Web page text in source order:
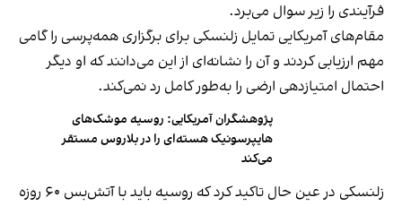
فرآیندی را زیر سوال می‌برد.
مقام‌های آمریکایی تمایل زلنسکی برای برگزاری همه‌پرسی را گامی
مهم ارزیابی کردند و آن را نشانه‌ای از این می‌دانند که او دیگر
احتمال امتیازدهی ارضی را به‌طور کامل رد نمی‌کند.
پژوهشگران آمریکایی: روسیه موشک‌های
هایپرسونیک هسته‌ای را در بلاروس مستقر
می‌کند
زلنسکی در عین حال تاکید کرد که روسیه باید با آتش‌بس ۶۰ روزه